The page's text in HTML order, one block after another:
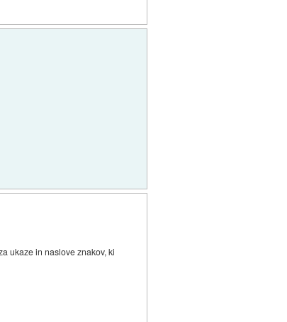
ukaze in naslove znakov, ki